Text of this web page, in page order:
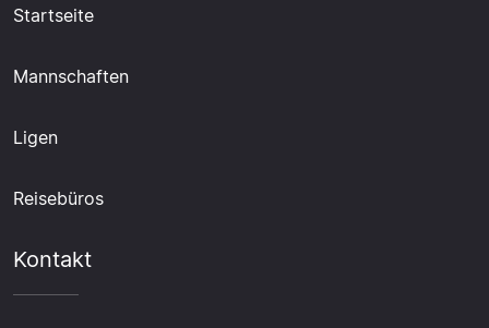
Startseite
Mannschaften
Ligen
Reisebüros
Kontakt